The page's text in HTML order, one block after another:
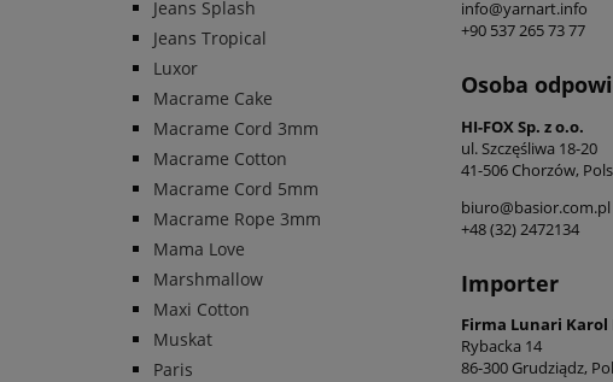
Jeans Splash
Jeans Tropical
Luxor
Macrame Cake
Macrame Cord 3mm
Macrame Cotton
Macrame Cord 5mm
Macrame Rope 3mm
Mama Love
Marshmallow
Maxi Cotton
Muskat
Paris
info@yarnart.info
+90 537 265 73 77
Osoba
HI-FOX Sp. z o.o.
ul. Szczęśliwa 18-20
41-506 Chorzów,
biuro@basior.com.pl
+48 (32) 2472134
Importer
Firma Lunari Karol
Rybacka 14
86-300 Grudziądz,